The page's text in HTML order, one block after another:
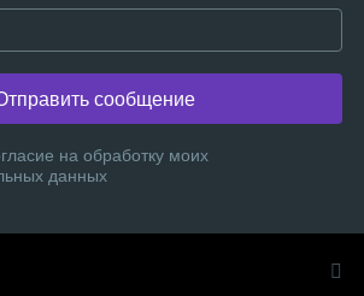
сообщение
на обработку моих
данных